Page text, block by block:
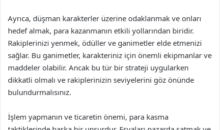
Ayrıca, düşman karakterler üzerine odaklanmak ve onları
hedef almak, para kazanmanın etkili yollarından biridir.
Rakiplerinizi yenmek, ödüller ve ganimetler elde etmenizi
sağlar. Bu ganimetler, karakteriniz için önemli ekipmanlar ve
maddeler olabilir. Ancak bu tür bir strateji uygularken
dikkatli olmalı ve rakiplerinizin seviyelerini göz önünde
bulundurmalısınız.
İşlem yapmanın ve ticaretin önemi, para kasma